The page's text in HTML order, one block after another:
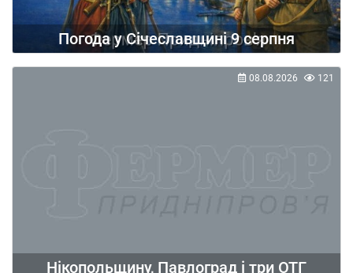
Погода у Січеславщині 9 серпня
Нікопольщину, Павлоград і три ОТГ
08.08.2026 121